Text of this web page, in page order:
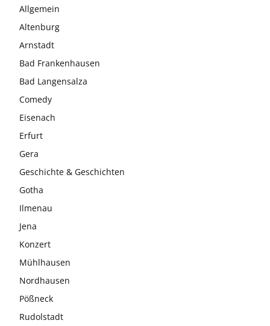
Allgemein
Altenburg
Arnstadt
Bad Frankenhausen
Bad Langensalza
Comedy
Eisenach
Erfurt
Gera
Geschichte & Geschichten
Gotha
Ilmenau
Jena
Konzert
Mühlhausen
Nordhausen
Pößneck
Rudolstadt